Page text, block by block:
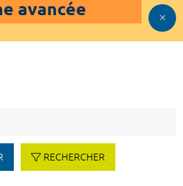
avancée
RECHERCHER